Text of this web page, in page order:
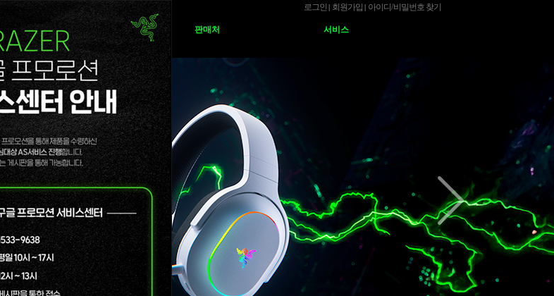
로그인 | 회원가입 | 아이디 /비밀번호 찾기
제품 판매처 서비스